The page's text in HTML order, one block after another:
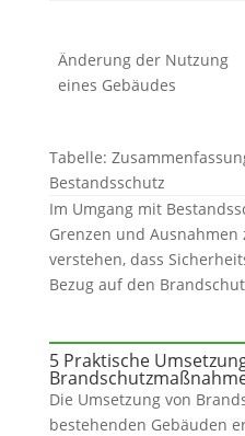
Änderung der Nutzung
eines Gebäudes
Tabelle:
Bestandsschutz
Im Umgang mit
Grenzen und
verstehen, dass
Bezug auf den
5 Praktische
Die Umsetzung von
bestehenden Gebäuden